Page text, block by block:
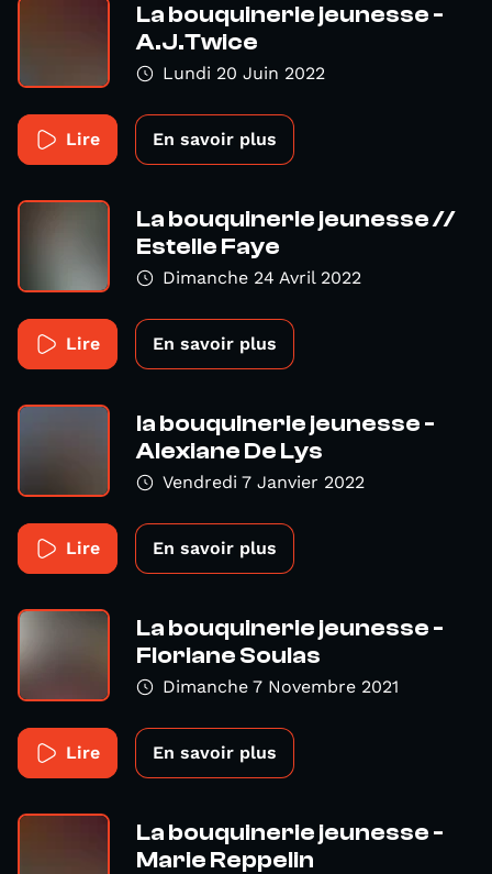
La bouquinerie jeunesse -
A.J.Twice
Lundi 20 Juin 2022
Lire En savoir plus
La bouquinerie jeunesse //
Estelle Faye
Dimanche 24 Avril 2022
Lire En savoir plus
la bouquinerie jeunesse -
Alexiane De Lys
Vendredi 7 Janvier 2022
Lire En savoir plus
La bouquinerie jeunesse -
Floriane Soulas
Dimanche 7 Novembre 2021
Lire En savoir plus
La bouquinerie jeunesse -
Marie Reppelin